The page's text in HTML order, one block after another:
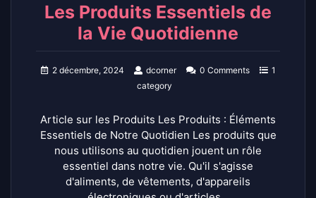
Les Produits Essentiels de
la Vie Quotidienne
2 décembre, 2024 dcorner 0 Comments
1
category
Article sur les Produits Les Produits : Éléments
Essentiels de Notre Quotidien Les produits que
nous utilisons au quotidien jouent un rôle
essentiel dans notre vie. Qu'il s'agisse
d'aliments, de vêtements, d'appareils